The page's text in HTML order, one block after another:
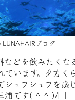
LUNAHAIRブログ
などを飲みたくな
ています。夕方く
シュワシュワを感
浦です( ^ ^ )/□